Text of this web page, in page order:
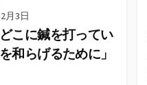
月3日
こに鍼を打ってい
和らげるために」